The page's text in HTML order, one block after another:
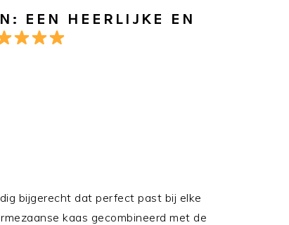
EEN HEERLIJKE EN
bijgerecht dat perfect past bij elke
kaas gecombineerd met de